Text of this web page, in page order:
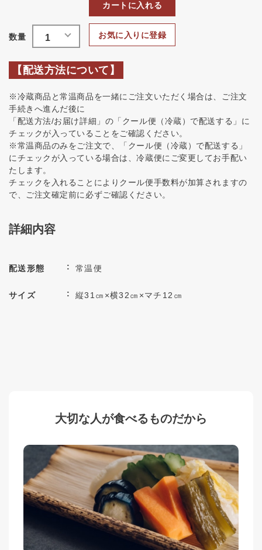
お気に入りに登録
カートに入れる
【配送方法について】
※冷蔵商品と常温商品を一緒にご注文いただく場合は、ご注文
手続きへ進んだ後に
「配送方法/お届け詳細」の「クール便（冷蔵）で配送する」に
チェックが入っていることをご確認ください。
※常温商品のみをご注文で、「クール便（冷蔵）で配送する」
にチェックが入っている場合は、冷蔵便にご変更してお手配い
たします。
チェックを入れることによりクール便手数料が加算されますの
で、ご注文確定前に必ずご確認ください。
詳細内容
配送形態 常温便
サイズ 縦31㎝×横32㎝×マチ12㎝
大切な人が食べるものだから